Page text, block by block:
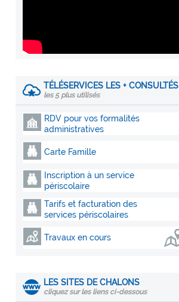
TÉLÉSERVICES LES + CONSULTÉS
les 5 plus utilisés
RDV pour vos formalités
administratives
Carte Famille
Inscription à un service
périscolaire
Tarifs et facturation des
services périscolaires
Travaux en cours
LES SITES DE CHALONS
cliquez sur les liens ci-dessous